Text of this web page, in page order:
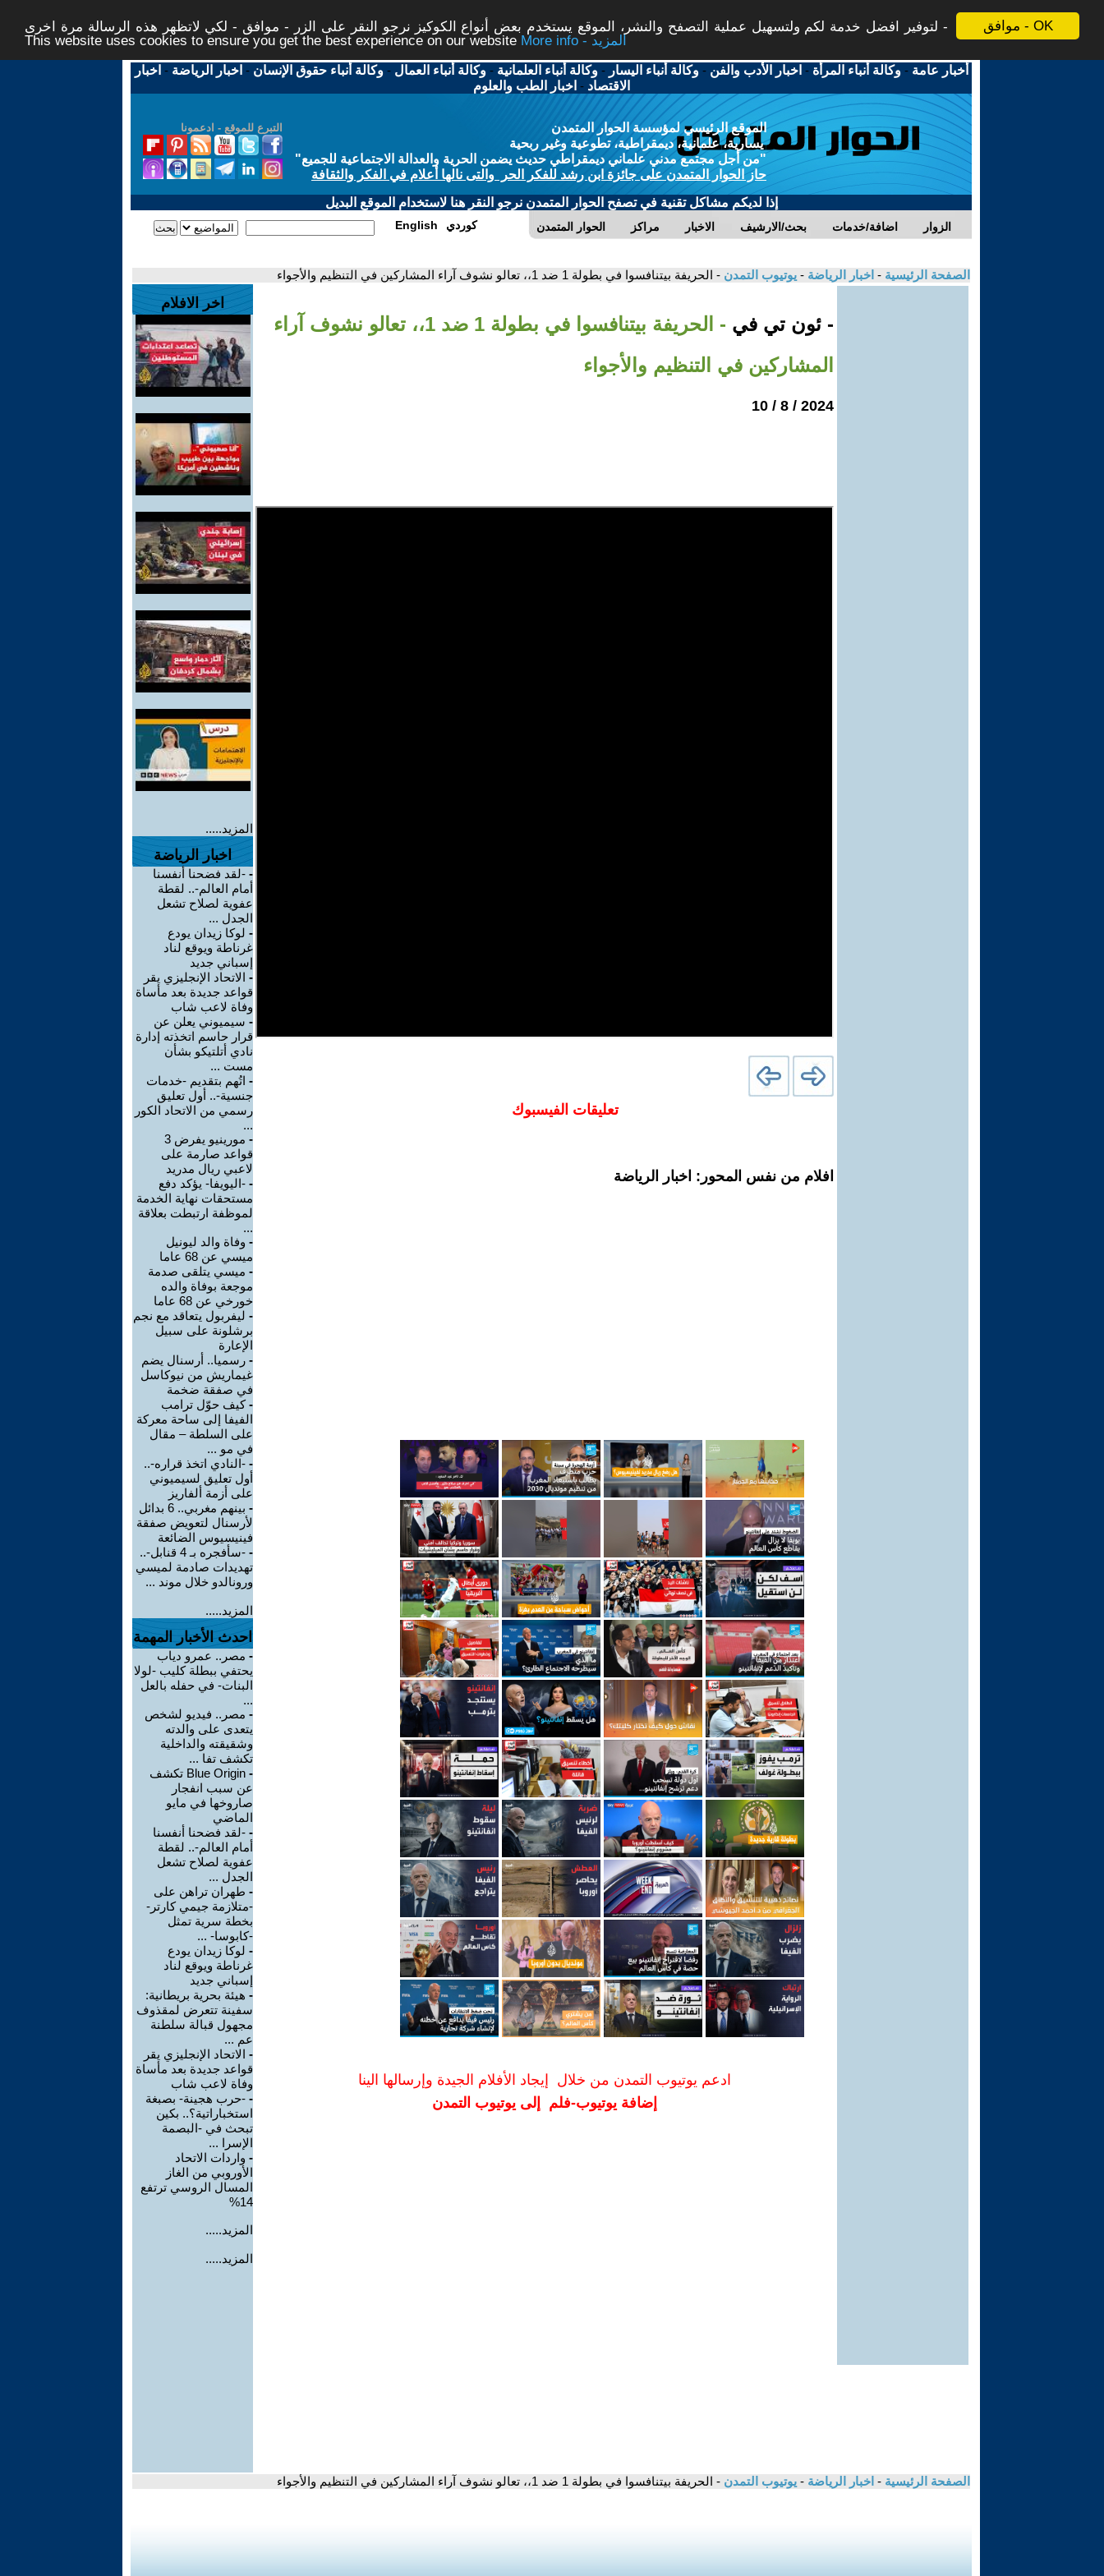
موافق - OK
لتوفير افضل خدمة لكم ولتسهيل عملية التصفح والنشر، الموقع يستخدم بعض أنواع الكوكيز نرجو النقر على الزر - موافق - لكي لاتظهر هذه الرسالة مرة اخرى -
This website uses cookies to ensure you get the best experience on our website
More info - المزيد
أخبار عامة -وكالة أنباء المرأة - اخبار الأدب والفن -وكالة أنباء اليسار -وكالة أنباء العلمانية -وكالة أنباء العمال -وكالة أنباء حقوق الإنسان - اخبار الرياضة - اخبار
الاقتصاد - اخبار الطب والعلوم
التبرع للموقع - ادعمونا
الموقع الرئيسي لمؤسسة الحوار المتمدن
يسارية، علمانية، ديمقراطية، تطوعية وغير ربحية
"من أجل مجتمع مدني علماني ديمقراطي حديث يضمن الحرية والعدالة الاجتماعية للجميع"
حاز الحوار المتمدن على جائزة ابن رشد للفكر الحر والتى نالها أعلام في الفكر والثقافة
إذا لديكم مشاكل تقنية في تصفح الحوار المتمدن نرجو النقر هنا لاستخدام الموقع البديل
الحوار المتمدن مراكز الاخبار بحث/الارشيف اضافة/خدمات الزوار English كوردي
الصفحة الرئيسية - اخبار الرياضة - يوتيوب التمدن - الحريفة بيتنافسوا في بطولة 1 ضد 1،، تعالو نشوف آراء المشاركين في التنظيم والأجواء
- ئون تي في
- الحريفة بيتنافسوا في بطولة 1 ضد 1،، تعالو نشوف آراء
المشاركين في التنظيم والأجواء
2024 / 8 / 10
تعليقات الفيسبوك
افلام من نفس المحور: اخبار الرياضة
ادعم يوتيوب التمدن من خلال إيجاد الأفلام الجيدة وإرسالها الينا
إضافة يوتيوب-فلم إلى يوتيوب التمدن
اخر الافلام
المزيد.....
اخبار الرياضة
- -لقد فضحنا أنفسنا
أمام العالم-.. لقطة
عفوية لصلاح تشعل
الجدل ...
- لوكا زيدان يودع
غرناطة ويوقع لناد
إسباني جديد
- الاتحاد الإنجليزي يقر
قواعد جديدة بعد مأساة
وفاة لاعب شاب
- سيميوني يعلن عن
قرار حاسم اتخذته إدارة
نادي أتلتيكو بشأن
مست ...
- اتُهم بتقديم -خدمات
جنسية-.. أول تعليق
رسمي من الاتحاد الكور
...
-
مورينيو يفرض 3
قواعد صارمة على
لاعبي ريال مدريد
- -اليويفا- يؤكد دفع
مستحقات نهاية الخدمة
لموظفة ارتبطت بعلاقة
...
- وفاة والد ليونيل
ميسي عن 68 عاما
- ميسي يتلقى صدمة
موجعة بوفاة والده
خورخي عن 68 عاما
- ليفربول يتعاقد مع نجم
برشلونة على سبيل
الإعارة
- رسميا.. أرسنال يضم
غيماريش من نيوكاسل
في صفقة ضخمة
-كيف حوّل ترامب
الفيفا إلى ساحة معركة
على السلطة – مقال
في مو ...
- -النادي اتخذ قراره-..
أول تعليق لسيميوني
على أزمة ألفاريز
-
بينهم مغربي.. 6 بدائل
لأرسنال لتعويض صفقة
فينيسيوس الضائعة
-
-سأفجره بـ 4 قنابل-..
تهديدات صادمة لميسي
ورونالدو خلال موند ...
المزيد.....
احدث الأخبار المهمة
- مصر.. عمرو دياب
يحتفي ببطلة كليب -لولا
البنات- في حفله بالعل
...
- مصر.. فيديو لشخص
يتعدى على والدته
وشقيقته والداخلية
تكشف تفا ...
-
Blue Origin تكشف
عن سبب انفجار
صاروخها في مايو
الماضي
- -لقد فضحنا أنفسنا
أمام العالم-.. لقطة
عفوية لصلاح تشعل
الجدل ...
- طهران تراهن على
-متلازمة جيمي كارتر-
بخطة سرية تمثل
-كابوسا- ...
- لوكا زيدان يودع
غرناطة ويوقع لناد
إسباني جديد
- هيئة بحرية بريطانية:
سفينة تتعرض لمقذوف
مجهول قبالة سلطنة
عم ...
- الاتحاد الإنجليزي يقر
قواعد جديدة بعد مأساة
وفاة لاعب شاب
- -حرب هجينة- بصبغة
استخباراتية؟.. بكين
تبحث في -البصمة
الإسرا ...
- واردات الاتحاد
الأوروبي من الغاز
المسال الروسي ترتفع
14%
المزيد.....
المزيد.....
الصفحة الرئيسية - اخبار الرياضة - يوتيوب التمدن - الحريفة بيتنافسوا في بطولة 1 ضد 1،، تعالو نشوف آراء المشاركين في التنظيم والأجواء